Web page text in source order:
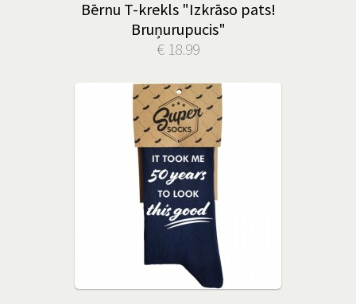
Bērnu T-krekls "Izkrāso pats!
Bruņurupucis"
€ 18.99